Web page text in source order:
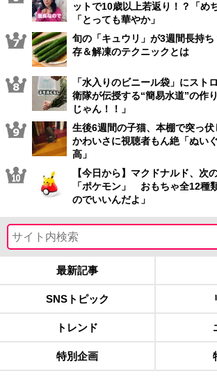
ットで10歳以上若返り！？「め
「とっても華やか」
旬の「キュウリ」が3週間長持
存＆解凍のテクニックとは
「水入りのビニール袋」にス
衛隊が伝授する“簡易水道”の作
じゃん！！」
生後6週間の子猫、本棚で突っ
かわいさに視聴者もん絶「ぬい
高」
【今日から】マクドナルド、次
「ポケモン」 おもちゃ全12種
のでいいんだよ」
最新記事
SNSトピック
トレンド
特別企画